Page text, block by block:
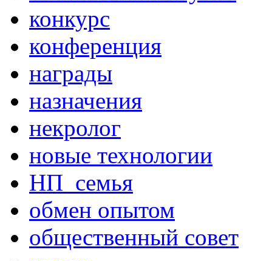
конкурс
конференция
награды
назначения
некролог
новые технологии
НП_семья
обмен опытом
общественный совет